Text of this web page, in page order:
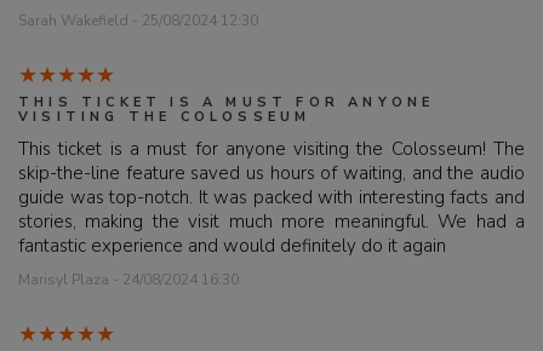
Sarah Wakefield - 25/08/2024 12:30
THIS TICKET IS A MUST FOR ANYONE
VISITING THE COLOSSEUM
This ticket is a must for anyone visiting the Colosseum! The
skip-the-line feature saved us hours of waiting, and the audio
guide was top-notch. It was packed with interesting facts and
stories, making the visit much more meaningful. We had a
fantastic experience and would definitely do it again
Marisyl Plaza - 24/08/2024 16:30